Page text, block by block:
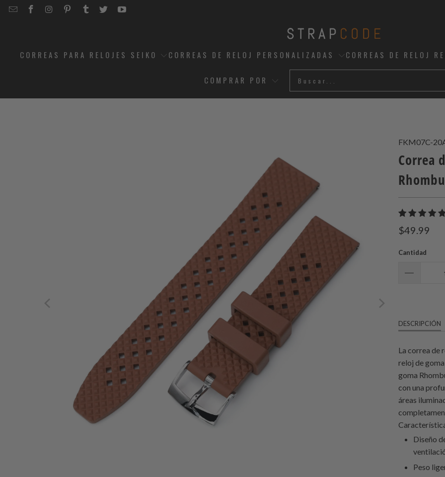
EMAILSTRAPCODE
STRAPCODE
STRAPCODE
STRAPCODE
STRAPCODE
STRAPCODE
CORREAS PARA RELOJES SEIKO CORREAS DE RELOJ PERSONALIZADAS CORREAS DE RELOJ
COMPRAR POR
FKM07C-
Correa
$49.99
Cantidad
DESCRIPCIÓN
La correa de
reloj de
goma
con una
áreas
Diseño
Peso